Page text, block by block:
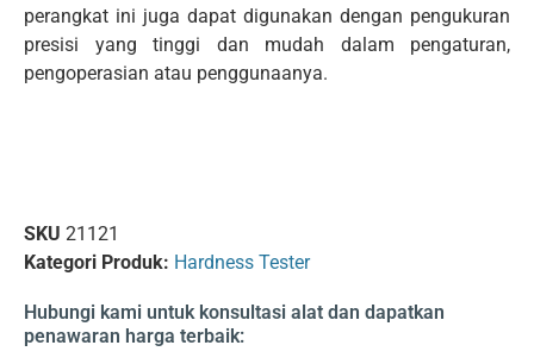
perangkat ini juga dapat digunakan dengan pengukuran
presisi yang tinggi dan mudah dalam pengaturan,
pengoperasian atau penggunaanya.
SKU 21121
Kategori Produk: Hardness Tester
Hubungi kami untuk konsultasi alat dan dapatkan
penawaran harga terbaik: